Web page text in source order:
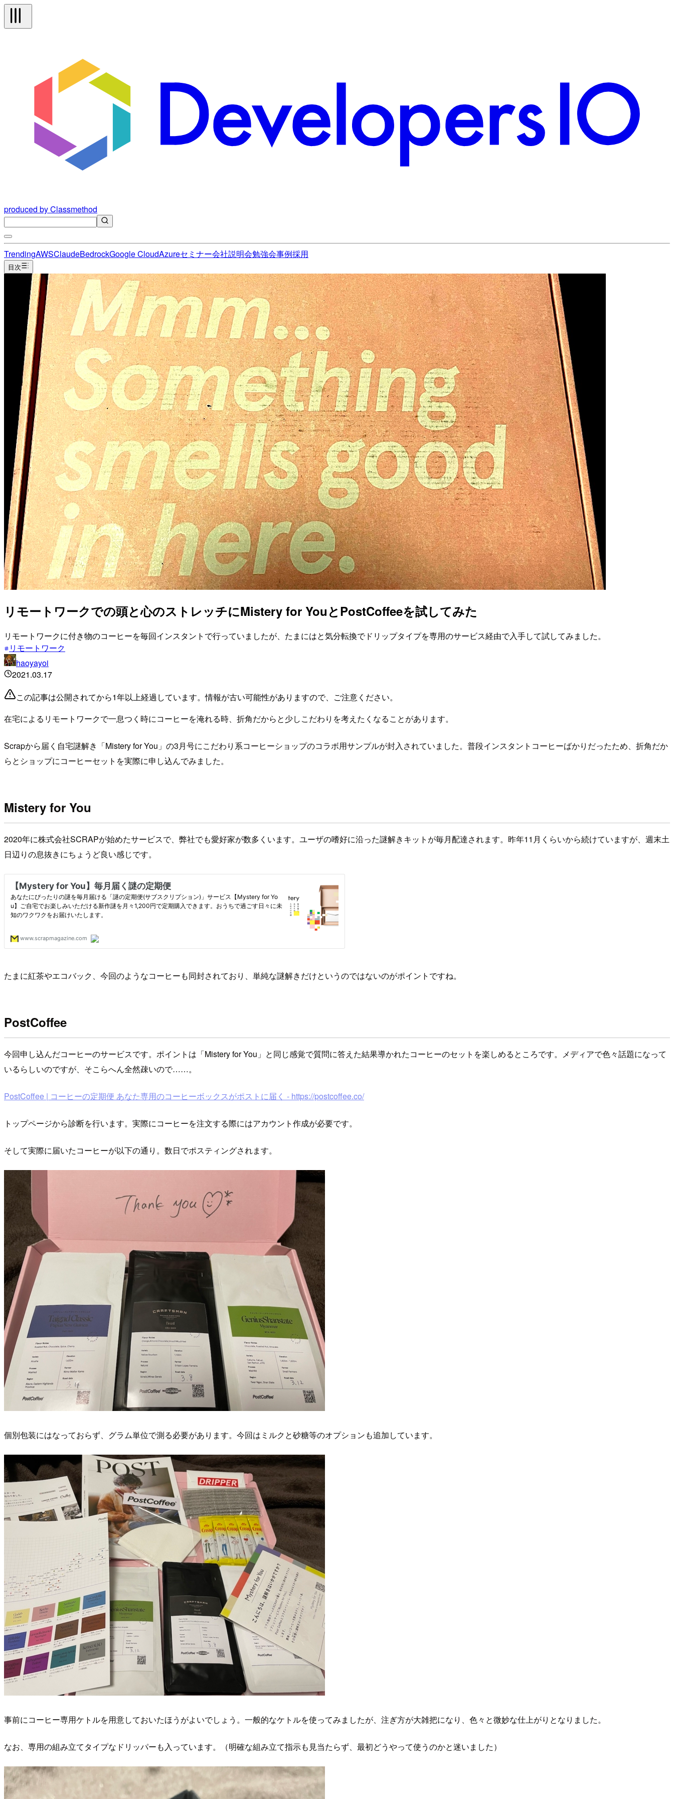
produced by Classmethod
TrendingAWSClaudeBedrockGoogle CloudAzureセミナー会社説明会勉強会事例採用
目次
リモートワークでの頭と心のストレッチにMistery for YouとPostCoffeeを試してみた
リモートワークに付き物のコーヒーを毎回インスタントで行っていましたが、たまにはと気分転換でドリップタイプを専用のサービス経由で入手して試してみました。
リモートワーク
haoyayoi
2021.03.17
この記事は公開されてから1年以上経過しています。情報が古い可能性がありますので、ご注意ください。
在宅によるリモートワークで一息つく時にコーヒーを淹れる時、折角だからと少しこだわりを考えたくなることがあります。
Scrapから届く自宅謎解き「Mistery for You」の3月号にこだわり系コーヒーショップのコラボ用サンプルが封入されていました。普段インスタントコーヒーばかりだったため、折角だか
らとショップにコーヒーセットを実際に申し込んでみました。
Mistery for You
2020年に株式会社SCRAPが始めたサービスで、弊社でも愛好家が数多くいます。ユーザの嗜好に沿った謎解きキットが毎月配達されます。昨年11月くらいから続けていますが、週末土
日辺りの息抜きにちょうど良い感じです。
たまに紅茶やエコバック、今回のようなコーヒーも同封されており、単純な謎解きだけというのではないのがポイントですね。
PostCoffee
今回申し込んだコーヒーのサービスです。ポイントは「Mistery for You」と同じ感覚で質問に答えた結果導かれたコーヒーのセットを楽しめるところです。メディアで色々話題になって
いるらしいのですが、そこらへん全然疎いので……。
PostCoffee | コーヒーの定期便 あなた専用のコーヒーボックスがポストに届く - https://postcoffee.co/
トップページから診断を行います。実際にコーヒーを注文する際にはアカウント作成が必要です。
そして実際に届いたコーヒーが以下の通り。数日でポスティングされます。
個別包装にはなっておらず、グラム単位で測る必要があります。今回はミルクと砂糖等のオプションも追加しています。
事前にコーヒー専用ケトルを用意しておいたほうがよいでしょう。一般的なケトルを使ってみましたが、注ぎ方が大雑把になり、色々と微妙な仕上がりとなりました。
なお、専用の組み立てタイプなドリッパーも入っています。（明確な組み立て指示も見当たらず、最初どうやって使うのかと迷いました）